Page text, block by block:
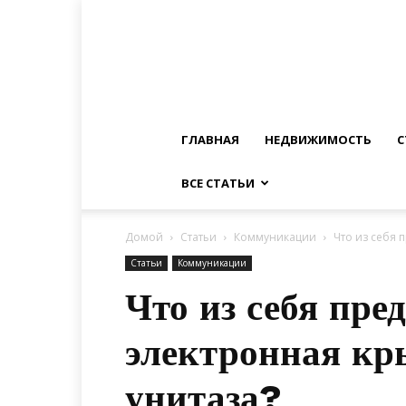
ГЛАВНАЯ НЕДВИЖИМОСТЬ
ВСЕ СТАТЬИ
Домой Статьи Коммуникации Что из себя
Статьи Коммуникации
Что из себя
электронная